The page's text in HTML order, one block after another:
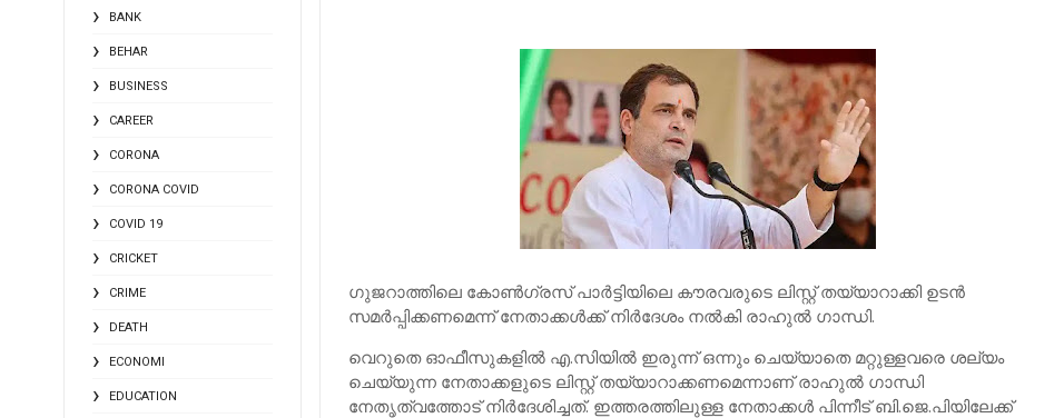
BANK
BEHAR
BUSINESS
CAREER
CORONA
CORONA COVID
COVID 19
CRICKET
CRIME
DEATH
ECONOMI
EDUCATION
ഗുജറാത്തിലെ കോണ്‍ഗ്രസ് പാര്‍ട്ടിയിലെ കൗരവരുടെ ലിസ്റ്റ് തയ്യാറാക്കി ഉടന്‍
സമര്‍പ്പിക്കണമെന്ന് നേതാക്കള്‍ക്ക് നിര്‍ദേശം നല്‍കി രാഹുല്‍ ഗാന്ധി.
വെറുതെ ഓഫീസുകളില്‍ എ.സിയില്‍ ഇരുന്ന് ഒന്നും ചെയ്യാതെ മറ്റുള്ളവരെ ശല്യം
ചെയ്യുന്ന നേതാക്കളുടെ ലിസ്റ്റ് തയ്യാറാക്കണമെന്നാണ് രാഹുല്‍ ഗാന്ധി
നേതൃത്വത്തോട് നിര്‍ദേശിച്ചത്. ഇത്തരത്തിലുള്ള നേതാക്കള്‍ പിന്നീട് ബി.ജെ.പിയിലേക്ക്